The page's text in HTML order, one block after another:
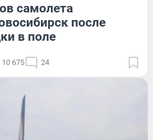
самолета
после
в поле
10 675 24